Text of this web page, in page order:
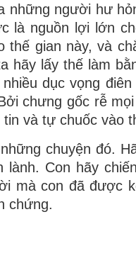
người hư
là nguồn lợi lớn
gian này, và
hãy lấy thế làm
dục vọng
chưng gốc rễ
và tự chuốc vào
chuyện đó.
Con hãy
mà con đã được
chứng.